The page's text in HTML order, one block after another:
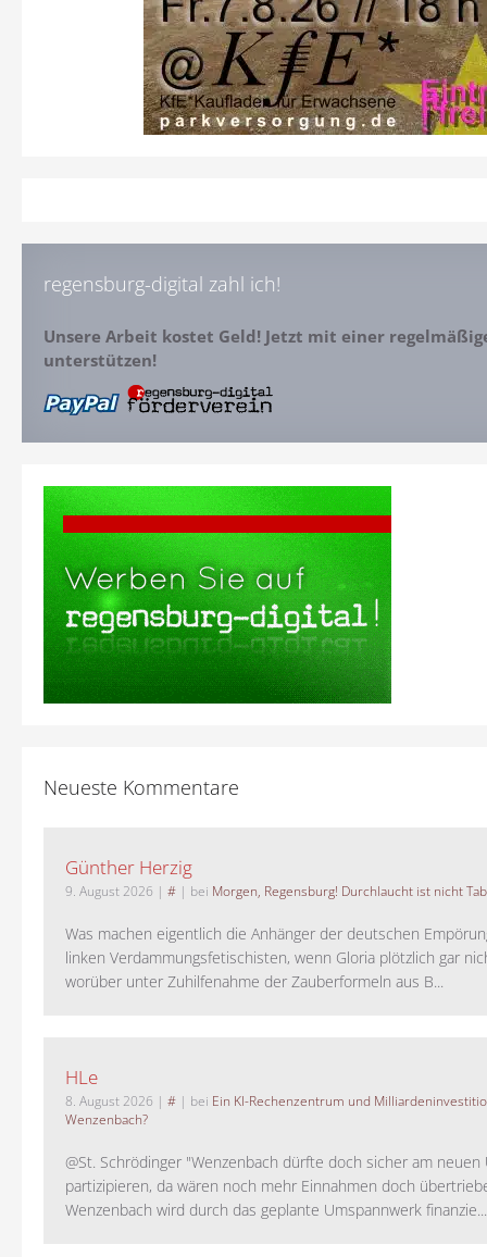
regensburg-digital zahl ich!
Unsere Arbeit kostet Geld! Jetzt mit einer
unterstützen!
Neueste Kommentare
Günther Herzig
9. August 2026 | # | bei Morgen, Regensburg! Durchlaucht ist nicht
Was machen eigentlich die Anhänger der deutschen
linken Verdammungsfetischisten, wenn Gloria plötzlich gar
worüber unter Zuhilfenahme der Zauberformeln aus B...
HLe
8. August 2026 | # | bei Ein KI-Rechenzentrum und
Wenzenbach?
@St. Schrödinger "Wenzenbach dürfte doch sicher am neuen
partizipieren, da wären noch mehr Einnahmen doch
Wenzenbach wird durch das geplante Umspannwerk finanzie...